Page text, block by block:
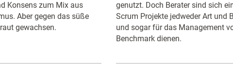
Konsens zum Mix aus
Aber gegen das süße
gewachsen.
genutzt. Doch Berater sind sich
Scrum Projekte jedweder Art und
und sogar für das Management
Benchmark dienen.